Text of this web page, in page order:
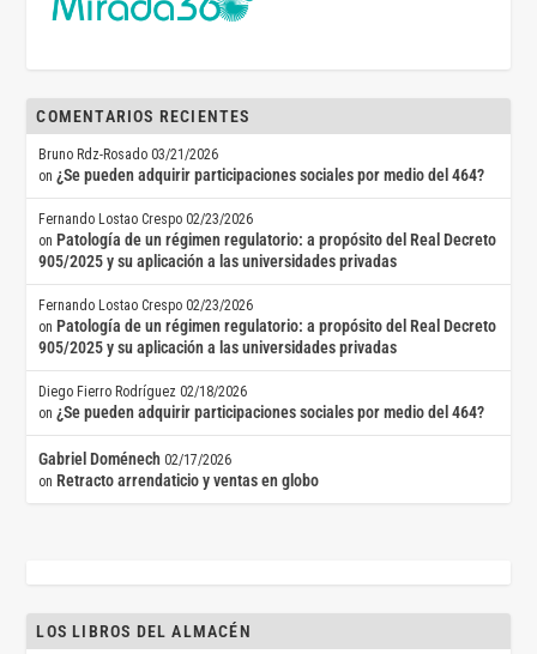
COMENTARIOS RECIENTES
Bruno Rdz-Rosado 03/21/2026
on¿Se pueden adquirir participaciones sociales por medio del 464?
Fernando Lostao Crespo 02/23/2026
on Patología de un régimen regulatorio: a propósito del Real Decreto
905/2025 y su aplicación a las universidades privadas
Fernando Lostao Crespo 02/23/2026
on Patología de un régimen regulatorio: a propósito del Real Decreto
905/2025 y su aplicación a las universidades privadas
Diego Fierro Rodríguez 02/18/2026
on¿Se pueden adquirir participaciones sociales por medio del 464?
Gabriel Doménech 02/17/2026
on Retracto arrendaticio y ventas en globo
LOS LIBROS DEL ALMACÉN